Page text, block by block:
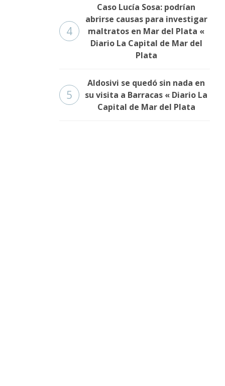
4
Caso Lucía Sosa: podrían
abrirse causas para investigar
maltratos en Mar del Plata «
Diario La Capital de Mar del
Plata
5
Aldosivi se quedó sin nada en
su visita a Barracas « Diario La
Capital de Mar del Plata